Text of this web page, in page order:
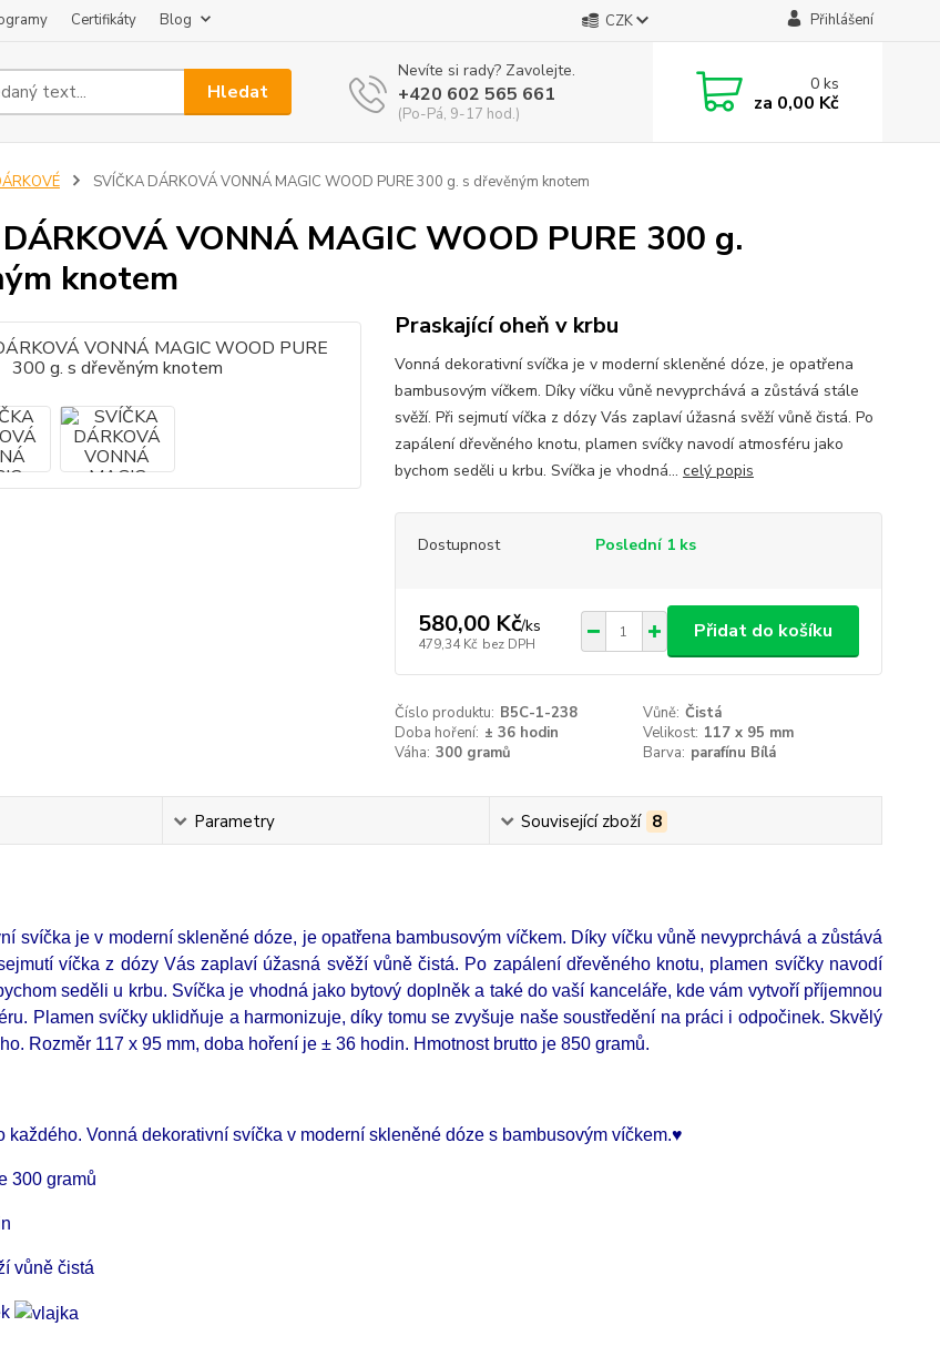
Certifikáty Blog CZK Přihlášení
Hledat
Nevíte si rady? Zavolejte.
+420 602 565 661
(Po-Pá, 9-17 hod.)
0ks
za 0,00 Kč
SVÍČKA DÁRKOVÁ VONNÁ MAGIC WOOD PURE 300 g. s dřevěným knotem
VONNÁ MAGIC WOOD PURE 300 g.
knotem
Praskající oheň v krbu
Vonná dekorativní svíčka je v moderní skleněné dóze, je opatřena
bambusovým víčkem. Díky víčku vůně nevyprchává a zůstává stále
svěží. Při sejmutí víčka z dózy Vás zaplaví úžasná svěží vůně čistá. Po
zapálení dřevěného knotu, plamen svíčky navodí atmosféru jako
bychom seděli u krbu. Svíčka je vhodná... celý popis
Dostupnost Poslední 1 ks
580,00 Kč/ks
479,34 Kč bez DPH
Přidat do košíku
Číslo produktu: B5C-1-238 Vůně: Čistá
Doba hoření: ± 36 hodin Velikost: 117 x 95 mm
Váha: 300 gramů Barva: parafínu Bílá
Parametry Související zboží 8
svíčka je v moderní skleněné dóze, je opatřena bambusovým víčkem. Díky víčku vůně nevyprchává a zůstává
víčka z dózy Vás zaplaví úžasná svěží vůně čistá. Po zapálení dřevěného knotu, plamen svíčky navodí
seděli u krbu. Svíčka je vhodná jako bytový doplněk a také do vaší kanceláře, kde vám vytvoří příjemnou
Plamen svíčky uklidňuje a harmonizuje, díky tomu se zvyšuje naše soustředění na práci i odpočinek. Skvělý
Rozměr 117 x 95 mm, doba hoření je ± 36 hodin. Hmotnost brutto je 850 gramů.
každého. Vonná dekorativní svíčka v moderní skleněné dóze s bambusovým víčkem.♥
300 gramů
vůně čistá